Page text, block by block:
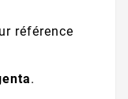
référence
.